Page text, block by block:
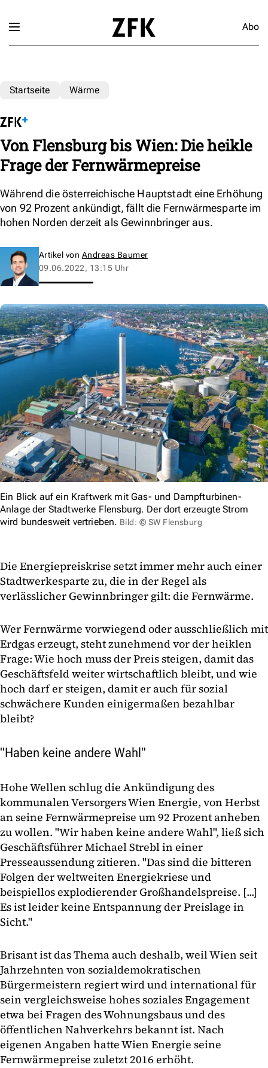
Abo
Startseite Wärme
Von Flensburg bis Wien: Die heikle
Frage der Fernwärmepreise
Während die österreichische Hauptstadt eine Erhöhung
von 92 Prozent ankündigt, fällt die Fernwärmesparte im
hohen Norden derzeit als Gewinnbringer aus.
Artikel von Andreas Baumer
09.06.2022, 13:15 Uhr
Ein Blick auf ein Kraftwerk mit Gas- und Dampfturbinen-
Anlage der Stadtwerke Flensburg. Der dort erzeugte Strom
wird bundesweit vertrieben. Bild: © SW Flensburg
Die Energiepreiskrise setzt immer mehr auch einer
Stadtwerkesparte zu, die in der Regel als
verlässlicher Gewinnbringer gilt: die Fernwärme.
Wer Fernwärme vorwiegend oder ausschließlich mit
Erdgas erzeugt, steht zunehmend vor der heiklen
Frage: Wie hoch muss der Preis steigen, damit das
Geschäftsfeld weiter wirtschaftlich bleibt, und wie
hoch darf er steigen, damit er auch für sozial
schwächere Kunden einigermaßen bezahlbar
bleibt?
"Haben keine andere Wahl"
Hohe Wellen schlug die Ankündigung des
kommunalen Versorgers Wien Energie, von Herbst
an seine Fernwärmepreise um 92 Prozent anheben
zu wollen. "Wir haben keine andere Wahl", ließ sich
Geschäftsführer Michael Strebl in einer
Presseaussendung zitieren. "Das sind die bitteren
Folgen der weltweiten Energiekriese und
beispiellos explodierender Großhandelspreise. [...]
Es ist leider keine Entspannung der Preislage in
Sicht."
Brisant ist das Thema auch deshalb, weil Wien seit
Jahrzehnten von sozialdemokratischen
Bürgermeistern regiert wird und international für
sein vergleichsweise hohes soziales Engagement
etwa bei Fragen des Wohnungsbaus und des
öffentlichen Nahverkehrs bekannt ist. Nach
eigenen Angaben hatte Wien Energie seine
Fernwärmepreise zuletzt 2016 erhöht.